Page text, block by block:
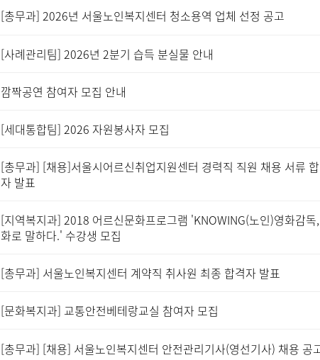
[총무과] 2026년 서울노인복지센터 청소용역 업체 선정 공고
[사례관리팀] 2026년 2분기 습득 분실물 안내
깜짝공연 참여자 모집 안내
[세대통합팀] 2026 자원봉사자 모집
[총무과] [채용]서울시어르신취업지원센터 경력직 직원 채용 서류
자 발표
[지역복지과] 2018 어르신문화프로그램 'KNOWING(노인)영화감독
화로 말하다.' 수강생 모집
[총무과] 서울노인복지센터 계약직 취사원 최종 합격자 발표
[문화복지과] 교통안전베테랑교실 참여자 모집
[총무과] [채용] 서울노인복지센터 안전관리기사(영선기사) 채용 공